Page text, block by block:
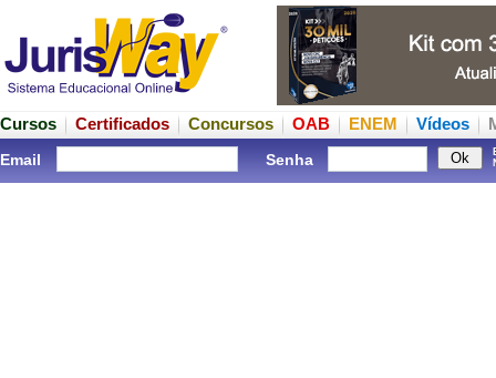
Cursos Certificados Concursos OAB ENEM Vídeos
Email Senha